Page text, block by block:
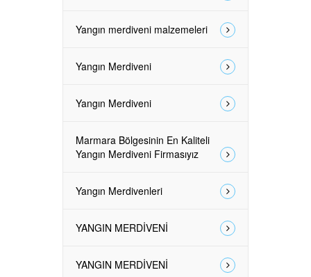
Yangın merdiveni malzemeleri
Yangın Merdiveni
Yangın Merdiveni
Marmara Bölgesinin En Kaliteli
Yangın Merdiveni Firmasıyız
Yangın Merdivenleri
YANGIN MERDİVENİ
YANGIN MERDİVENİ